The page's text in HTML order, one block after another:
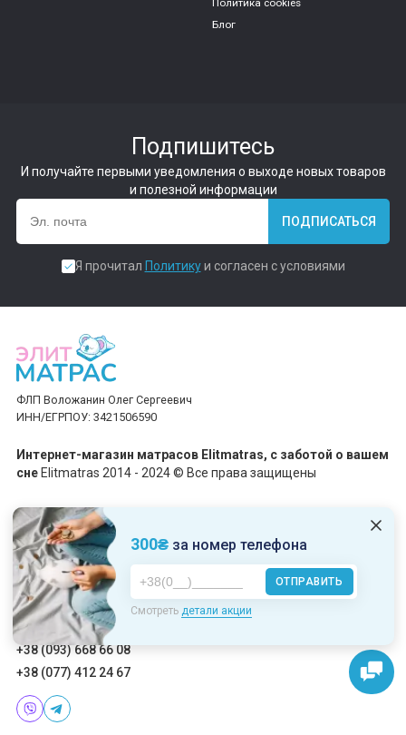
300₴за номер телефона
ОТПРАВИТЬ
Смотреть детали акции
Политика cookies
Блог
Подпишитесь
И получайте первыми уведомления о выходе новых товаров
и полезной информации
ПОДПИСАТЬСЯ
Я прочитал Политикуи согласен с условиями
ФЛП Воложанин Олег Сергеевич
ИНН/ЕГРПОУ: 3421506590
Интернет-магазин матрасов Elitmatras, c заботой о вашем
сне Elitmatras 2014 - 2024 © Все права защищены
Принимаем платежи
Пн-Пт: 10:00 - 19:00
Сб-Вс: 10:00 - 17:00
+38 (093) 668 66 08
+38 (077) 412 24 67